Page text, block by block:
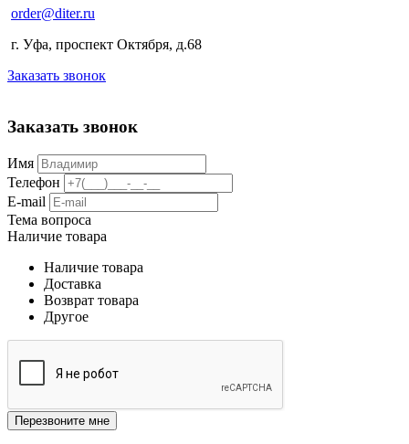
order@diter.ru
г. Уфа, проспект Октября, д.68
Заказать звонок
Заказать звонок
Имя
Телефон
E-mail
Тема вопроса
Наличие товара
Наличие товара
Доставка
Возврат товара
Другое
Перезвоните мне